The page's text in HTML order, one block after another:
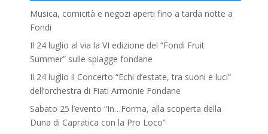
Musica, comicità e negozi aperti fino a tarda notte a
Fondi
Il 24 luglio al via la VI edizione del “Fondi Fruit
Summer” sulle spiagge fondane
Il 24 luglio il Concerto “Echi d’estate, tra suoni e luci”
dell’orchestra di Fiati Armonie Fondane
Sabato 25 l’evento “In…Forma, alla scoperta della
Duna di Capratica con la Pro Loco”